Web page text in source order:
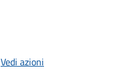
Vedi azioni